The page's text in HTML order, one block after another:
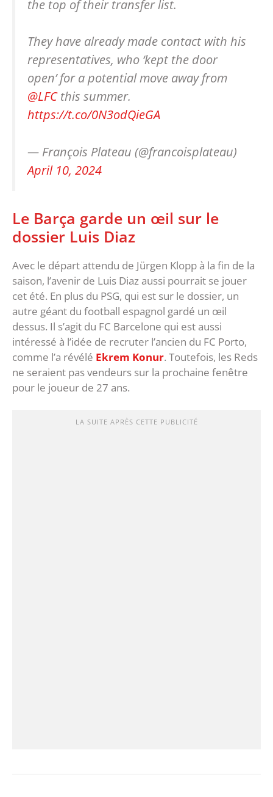
the top of their transfer list.
They have already made contact with his
representatives, who ‘kept the door
open’ for a potential move away from
@LFCthis summer.
https://t.co/0N3odQieGA
— François Plateau (@francoisplateau)
April 10, 2024
Le Barça garde un œil sur le
dossier Luis Diaz
Avec le départ attendu de Jürgen Klopp à la fin de la
saison, l’avenir de Luis Diaz aussi pourrait se jouer
cet été. En plus du PSG, qui est sur le dossier, un
autre géant du football espagnol gardé un œil
dessus. Il s’agit du FC Barcelone qui est aussi
intéressé à l’idée de recruter l’ancien du FC Porto,
comme l’a révélé Ekrem Konur. Toutefois, les Reds
ne seraient pas vendeurs sur la prochaine fenêtre
pour le joueur de 27 ans.
LA SUITE APRÈS CETTE PUBLICITÉ